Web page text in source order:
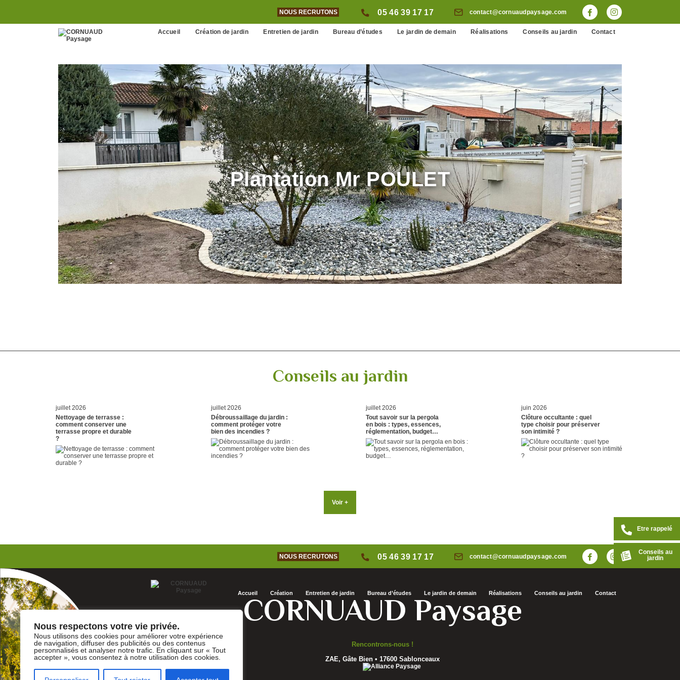
Nous respectons votre vie privée.
Nous utilisons des cookies pour améliorer votre expérience
de navigation, diffuser des publicités ou des contenus
personnalisés et analyser notre trafic. En cliquant sur « Tout
accepter », vous consentez à notre utilisation des cookies.
NOUS RECRUTONS 05 46 39 17 17 contact@cornuaudpaysage.com
Accueil Création de jardin Entretien de jardin Bureau d’études Le jardin de demain Réalisations Conseils au jardin Contact
Plantation Mr POULET
Conseils au jardin
juillet 2026
Nettoyage de terrasse :
comment conserver une
terrasse propre et durable
?
juillet 2026
Débroussaillage du jardin :
comment protéger votre
bien des incendies ?
juillet 2026
Tout savoir sur la pergola
en bois : types, essences,
réglementation, budget…
juin 2026
Clôture occultante : quel
type choisir pour préserver
son intimité ?
Voir +
NOUS RECRUTONS 05 46 39 17 17 contact@cornuaudpaysage.com
Accueil Création Entretien de jardin Bureau d’études Le jardin de demain Réalisations Conseils au jardin Contact
CORNUAUD Paysage
Rencontrons-nous !
ZAE, Gâte Bien • 17600 Sablonceaux
Etre rappelé
Conseils au
jardin